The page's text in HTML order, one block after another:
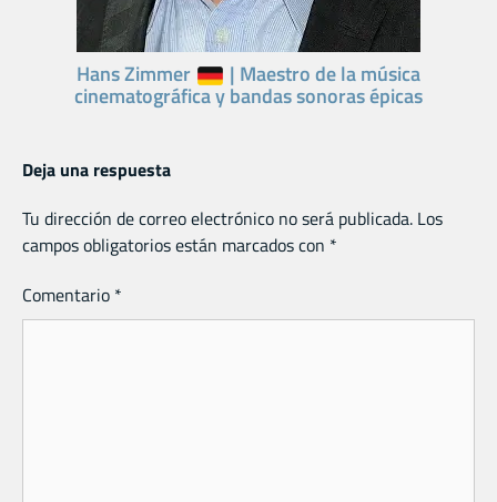
Hans Zimmer | Maestro de la música
cinematográfica y bandas sonoras épicas
Deja una respuesta
Tu dirección de correo electrónico no será publicada. Los
campos obligatorios están marcados con *
Comentario *